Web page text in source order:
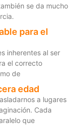
se da mucho
para el
inherentes al ser
el correcto
de
edad
a lugares
Cada
que